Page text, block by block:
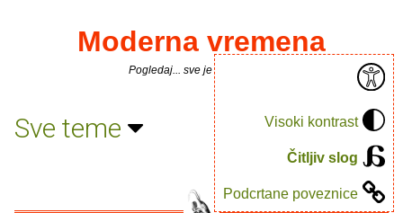
Visoki kontrast
Čitljiv slog
Podcrtane poveznice
Moderna vremena
Pogledaj... sve je puno knjiga.
Sve teme